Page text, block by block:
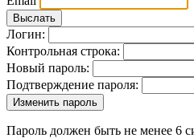
Логин:
Контрольная строка:
Новый пароль:
Подтверждение пароля:
Пароль должен быть не менее 6